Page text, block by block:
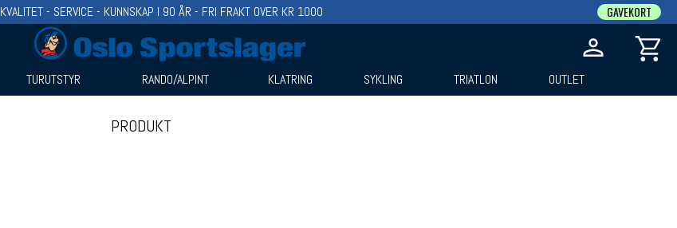
KVALITET - SERVICE - KUNNSKAP I 90 ÅR - FRI FRAKT OVER KR 1000 GAVEKORT
TURUTSTYR RANDO/ALPINT KLATRING SYKLING TRIATLON OUTLET
PRODUKT